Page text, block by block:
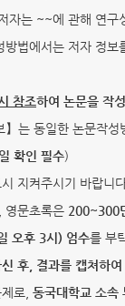
자는 ~~에 관해 연
법에서는 저자 정
참조하여 논문을 작
】는 동일한 논문작
확인 필수)
지켜주시기 바랍니
영문초록은 200~300
오후 3시) 엄수를 부
후, 결과를 캡쳐하여
로, 동국대학교 소속